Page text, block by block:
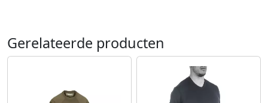
Gerelateerde producten